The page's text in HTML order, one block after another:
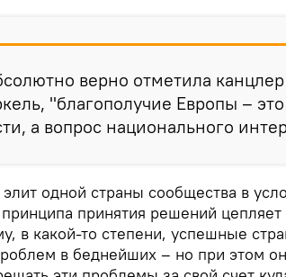
верно отметила
"благополучие Европы –
а вопрос национального
одной страны сообщества в
принятия решений
в какой-то степени, успешные
в беднейших – но при этом